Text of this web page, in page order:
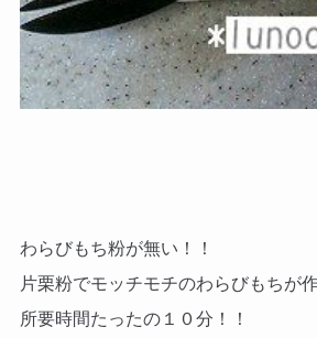
わらびもち粉が無い！！
片栗粉でモッチモチのわらびもちが
所要時間たったの１０分！！